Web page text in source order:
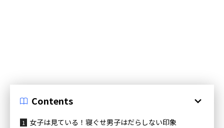
Contents
女子は見ている！寝ぐせ男子はだらしない印象